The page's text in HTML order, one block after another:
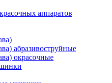
аппаратов
абразивоструйные
окрасочные